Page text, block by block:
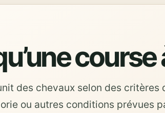
des chevaux selon des critères
ou autres conditions prévues